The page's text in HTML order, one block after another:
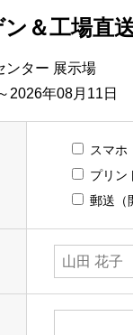
＆工場直
ンター 展示場
2026年08月11日
スマホ
プリン
郵送（